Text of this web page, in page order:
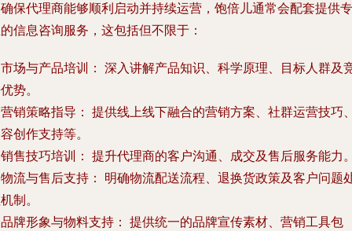
保代理商能够顺利启动并持续运营，饱倍儿通常会配套提供专
信息咨询服务，这包括但不限于：
市场与产品培训： 深入讲解产品知识、科学原理、目标人群及
势。
营销策略指导： 提供线上线下融合的营销方案、社群运营技巧
创作支持等。
销售技巧培训： 提升代理商的客户沟通、成交及售后服务能力
物流与售后支持：
明确物流配送流程、退换货政策及客户问题
制。
品牌形象与物料支持： 提供统一的品牌宣传素材、营销工具包